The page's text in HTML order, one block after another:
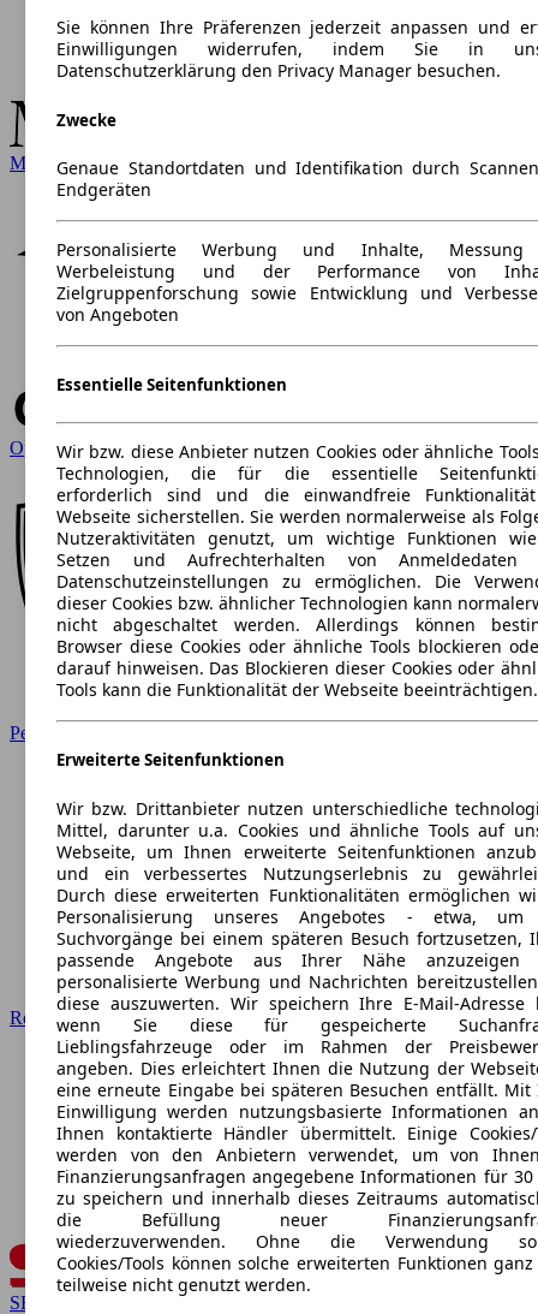
Mercedes-Benz
Opel
Peugeot
Renault
SEAT
Sie können Ihre Präferenzen jederzeit anpassen und
Einwilligungen widerrufen, indem Sie in
Datenschutzerklärung den Privacy Manager besuchen.
Zwecke
Genaue Standortdaten und Identifikation durch
Endgeräten
Personalisierte Werbung und Inhalte,
Werbeleistung und der Performance von
Zielgruppenforschung sowie Entwicklung und
von Angeboten
Essentielle Seitenfunktionen
Wir bzw. diese Anbieter nutzen Cookies oder ähnliche
Technologien, die für die essentielle
erforderlich sind und die einwandfreie
Webseite sicherstellen. Sie werden normalerweise als
Nutzeraktivitäten genutzt, um wichtige Funktionen
Setzen und Aufrechterhalten von Anmeldedaten
Datenschutzeinstellungen zu ermöglichen. Die
dieser Cookies bzw. ähnlicher Technologien kann
nicht abgeschaltet werden. Allerdings können
Browser diese Cookies oder ähnliche Tools blockieren
darauf hinweisen. Das Blockieren dieser Cookies oder
Tools kann die Funktionalität der Webseite beeinträchtigen.
Erweiterte Seitenfunktionen
Wir bzw. Drittanbieter nutzen unterschiedliche
Mittel, darunter u.a. Cookies und ähnliche Tools auf
Webseite, um Ihnen erweiterte Seitenfunktionen
und ein verbessertes Nutzungserlebnis zu
Durch diese erweiterten Funktionalitäten ermöglichen
Personalisierung unseres Angebotes - etwa, um
Suchvorgänge bei einem späteren Besuch fortzusetzen,
passende Angebote aus Ihrer Nähe anzuzeigen
personalisierte Werbung und Nachrichten
diese auszuwerten. Wir speichern Ihre E-Mail-Adresse
wenn Sie diese für gespeicherte
Lieblingsfahrzeuge oder im Rahmen der
angeben. Dies erleichtert Ihnen die Nutzung der
eine erneute Eingabe bei späteren Besuchen entfällt. Mit
Einwilligung werden nutzungsbasierte Informationen
Ihnen kontaktierte Händler übermittelt. Einige Cookies/
werden von den Anbietern verwendet, um von
Finanzierungsanfragen angegebene Informationen für 30
zu speichern und innerhalb dieses Zeitraums
die Befüllung neuer
wiederzuverwenden. Ohne die Verwendung
Cookies/Tools können solche erweiterten Funktionen
teilweise nicht genutzt werden.